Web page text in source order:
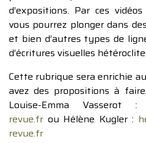
d’expositions. Par ces
vous pourrez plonger dans
et bien d’autres types de
d’écritures visuelles
Cette rubrique sera enrichie
avez des propositions à
Louise-Emma Vasserot :
revue.fr ou Hélène Kugler :
revue.fr